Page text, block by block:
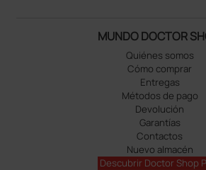
MUNDO DOCTOR
Quiénes somos
Cómo comprar
Entregas
Métodos de pago
Devolución
Garantías
Contactos
Nuevo almacén
Descubrir Doctor Shop